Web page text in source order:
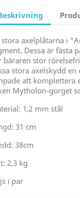
stora axelplåtarna i
Dessa är fästa
bäraren stor
stora axelskydd
att komplettera
Mytholon-gorget
1,2 mm stål
31 cm
38cm
2,3 kg
i par